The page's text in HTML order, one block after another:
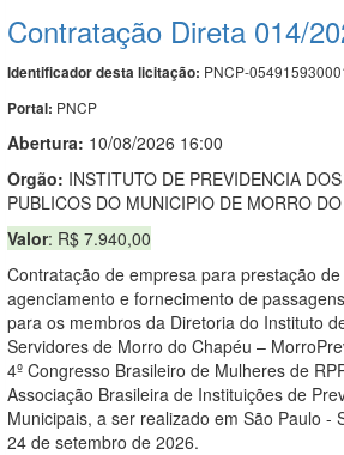
Contratação Direta 014/
Identificador desta licitação: PNCP-
Portal: PNCP
Abertura: 10/08/2026 16:00
Orgão: INSTITUTO DE PREVIDENCIA
PUBLICOS DO MUNICIPIO DE MORRO
Valor: R$ 7.940,00
Contratação de empresa para prestação
agenciamento e fornecimento de
para os membros da Diretoria do Instituto
Servidores de Morro do Chapéu –
4º Congresso Brasileiro de Mulheres de
Associação Brasileira de Instituições de
Municipais, a ser realizado em São Paulo -
24 de setembro de 2026.